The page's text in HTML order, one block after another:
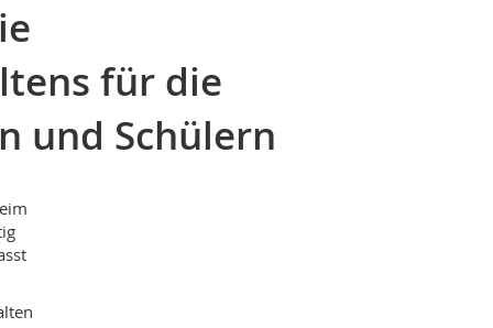
für die
und Schülern